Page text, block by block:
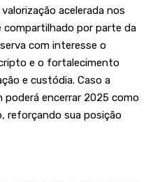
acelerada nos
compartilhado por parte da
com interesse o
e o fortalecimento
e custódia. Caso a
encerrar 2025 como
reforçando sua posição